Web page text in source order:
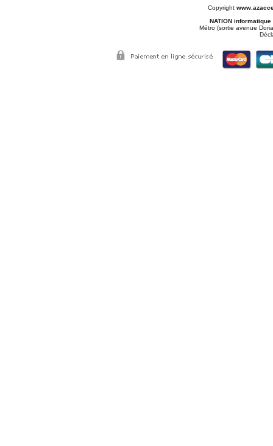
Copyright
NATION informatique
Métro (sortie avenue